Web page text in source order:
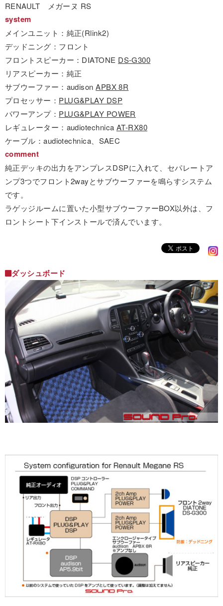
RENAULT メガーヌ RS
system
メインユニット：純正(Rlink2)
デッドニング：フロント
フロントスピーカー：DIATONE DS-G300
リアスピーカー：純正
サブウーファー：audisonAPBX 8R
プロセッサー： PLUG&PLAY DSP
パワーアンプ： PLUG&PLAY POWER
レギュレーター：audiotechnica AT-RX80
ケーブル：audiotechnica、SAEC
comment
純正デッキの出力をアンプレスDSPに入れて、セパレートア
ンプ3つでフロント2wayとサブウーファーを鳴らすシステム
です。
ラゲッジルームに置いた小型サブウーファーBOX以外は、フ
ロントシート下インストールで済んでいます。
ダッシュボード